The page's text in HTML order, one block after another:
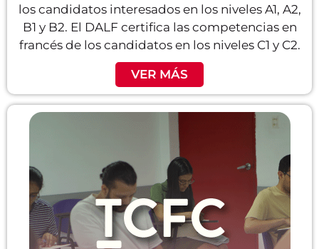
los candidatos interesados en los niveles A1, A2,
B1 y B2. El DALF certifica las competencias en
francés de los candidatos en los niveles C1 y C2.
VER MÁS